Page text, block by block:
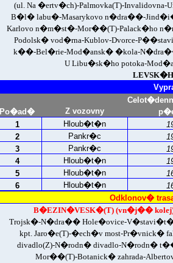
(ul. Na �ertv�ch)-Palmovka(T)-
B�l� labu�-Masarykovo n�dra��-
Karlovo n�m�st�-Mor��(T)-Palack�ho
Podolsk� vod�rna-Kublov-Dvorce-
k��-Bel�rie-Mod�ansk� �kola-
U Libu�sk�ho potoka-
Po�ad�
Z vozovny
1
Hloub�t�n
2
Pankr�c
3
Pankr�c
4
Hloub�t�n
5
Hloub�t�n
6
Hloub�t�n
Odklonov�
B�EZIN�VESK�(T) (vn�j��
Trojsk�-N�dra�� Hole�ovice-
kpt. Jaro�e(T)-�ech�v most-Pr�vnick�
divadlo(Z)-N�rodn� divadlo-N�rodn�
Mor��(T)-Botanick� zahrada-